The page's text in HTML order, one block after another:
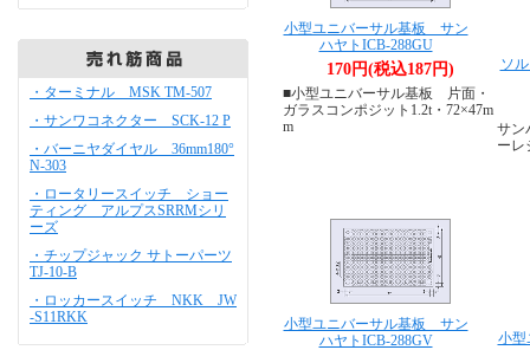
・ターミナル MSK TM-507
・サンワコネクター SCK-12 P
・バーニヤダイヤル 36mm180°
N-303
・ロータリースイッチ ショー
ティング アルプスSRRMシリ
ーズ
・チップジャック サトーパーツ
TJ-10-B
・ロッカースイッチ NKK JW
-S11RKK
小型ユニバーサル基板 サン
ハヤトICB-288GU
170円(税込187円)
■小型ユニバーサル基板 片面・
ガラスコンポジット1.2t・72×47m
m
ソ
サン
ー
小型ユニバーサル基板 サン
ハヤトICB-288GV
小